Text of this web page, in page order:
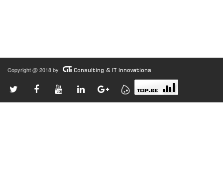
Copyright @ 2018 by Consulting & IT Innovations